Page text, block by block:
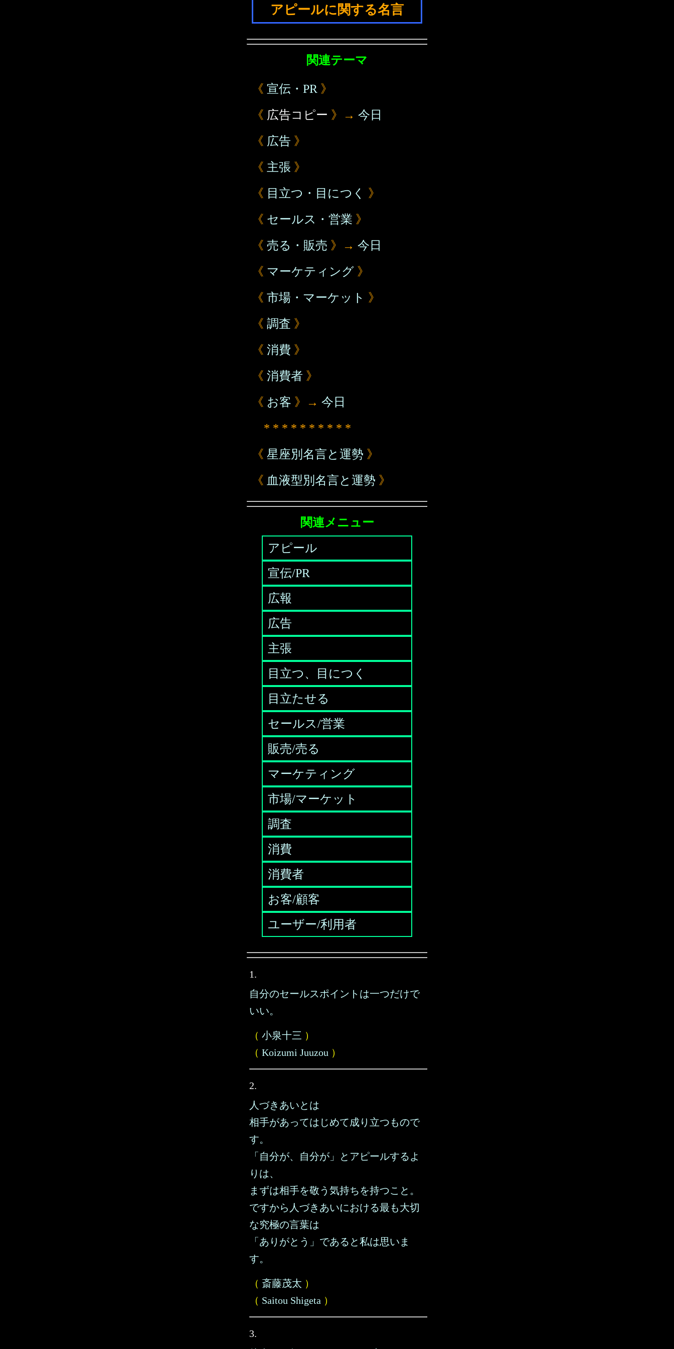
アピールに関する名言
関連テーマ
《 宣伝・PR 》
《 広告コピー 》→ 今日
《 広告 》
《 主張 》
《 目立つ・目につく
》
《 セールス・営業 》
《 売る・販売 》→ 今日
《 マーケティング 》
《 市場・マーケット 》
《 調査 》
《 消費 》
《 消費者 》
《 お客 》→ 今日
* * * * * * * * * *
《 星座別名言と運勢 》
《 血液型別名言と運勢 》
関連メニュー
アピール
宣伝/PR
広報
広告
主張
目立つ、目につく
目立たせる
セールス/営業
販売/売る
マーケティング
市場/マーケット
調査
消費
消費者
お客/顧客
ユーザー/利用者
1.
自分のセールスポイントは一つだけで
いい。
（ 小泉十三 ）
（ Koizumi Juuzou ）
2.
人づきあいとは
相手があってはじめて成り立つもので
す。
「自分が、自分が」とアピールするよ
りは、
まずは相手を敬う気持ちを持つこと。
ですから人づきあいにおける最も大切
な究極の言葉は
「ありがとう」であると私は思いま
す。
（ 斎藤茂太 ）
（ Saitou Shigeta ）
3.